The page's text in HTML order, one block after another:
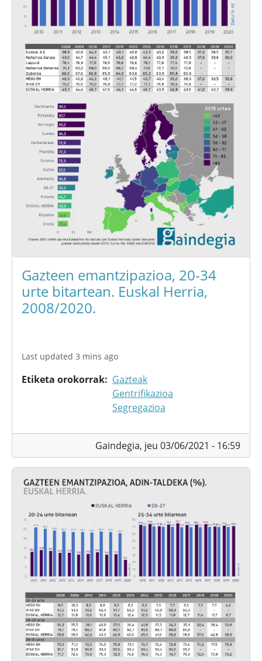
Gazteen emantzipazioa, 20-34
urte bitartean. Euskal Herria,
2008/2020.
Last updated 3 mins ago
Etiketa orokorrak
Gazteak
Gentrifikazioa
Segregazioa
Gaindegia, jeu 03/06/2021 - 16:59